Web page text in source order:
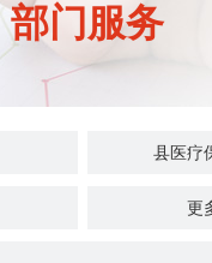
部门服务
县医疗
县退役
更